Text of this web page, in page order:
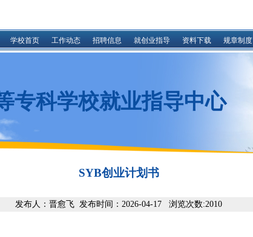
学校首页 工作动态 招聘信息 就创业指导 资料下载 规章制度
专科学校就业指导中心
SYB创业计划书
发布人：晋愈飞 发布时间：2026-04-17 浏览次数:2010